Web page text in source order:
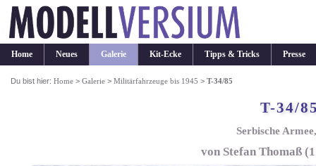
Home Neues Galerie Kit-Ecke Tipps & Tricks Presse
Du bist hier:Home >Galerie >Militärfahrzeuge bis 1945 >T-34/85
T-34/
Serbische
von Stefan Thomaß